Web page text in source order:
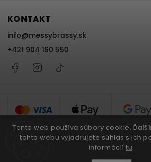
Tento web používa súbory cookie.
tohto webu vyjadrujete súhlas s ich
informácií tu.
KONTAKT
info@messybrassy.sk
+421 904 160 550
FacebookInstagram
Messy Brassy. Všetky